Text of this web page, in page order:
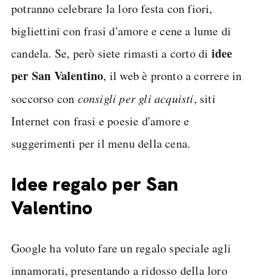
potranno celebrare la loro festa con fiori,
bigliettini con frasi d'amore e cene a lume di
candela. Se, però siete rimasti a corto di idee
per San Valentino, il web è pronto a correre in
soccorso con consigli per gli acquisti, siti
Internet con frasi e poesie d'amore e
suggerimenti per il menu della cena.
Idee regalo per San
Valentino
Google ha voluto fare un regalo speciale agli
innamorati, presentando a ridosso della loro